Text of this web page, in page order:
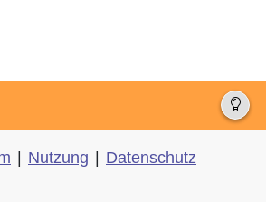
Nutzung Datenschutz